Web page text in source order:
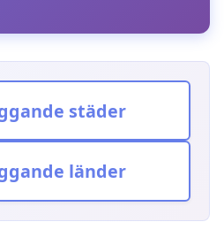
städer
länder